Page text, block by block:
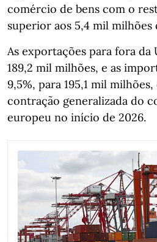
comércio de bens com o
superior aos 5,4 mil milhões
As exportações para fora da
189,2 mil milhões, e as
9,5%, para 195,1 mil
contração generalizada do
europeu no início de 2026.